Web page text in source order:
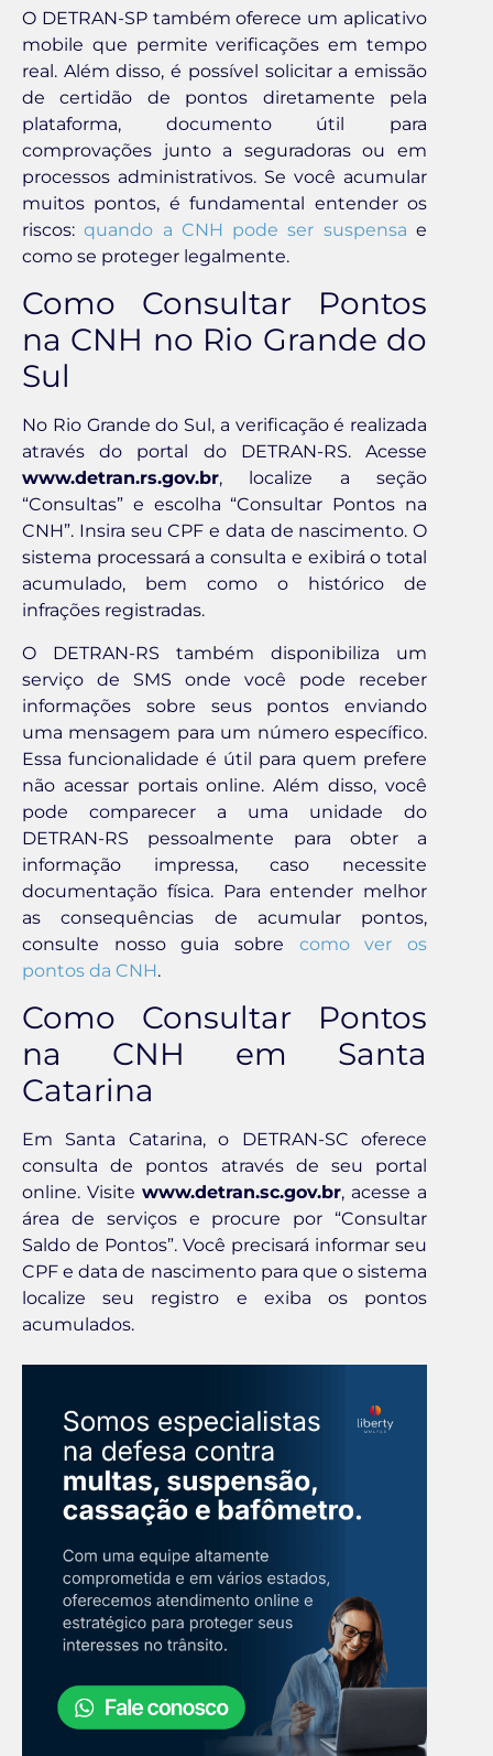
O DETRAN-SP também oferece um aplicativo
mobile que permite verificações em tempo
real. Além disso, é possível solicitar a emissão
de certidão de pontos diretamente pela
plataforma, documento útil para
comprovações junto a seguradoras ou em
processos administrativos. Se você acumular
muitos pontos, é fundamental entender os
riscos:quando a CNH pode ser suspensa e
como se proteger legalmente.
Como Consultar Pontos
na CNH no Rio Grande do
Sul
No Rio Grande do Sul, a verificação é realizada
através do portal do DETRAN-RS. Acesse
www.detran.rs.gov.br, localize a seção
“Consultas” e escolha “Consultar Pontos na
CNH”. Insira seu CPF e data de nascimento. O
sistema processará a consulta e exibirá o total
acumulado, bem como o histórico de
infrações registradas.
O DETRAN-RS também disponibiliza um
serviço de SMS onde você pode receber
informações sobre seus pontos enviando
uma mensagem para um número específico.
Essa funcionalidade é útil para quem prefere
não acessar portais online. Além disso, você
pode comparecer a uma unidade do
DETRAN-RS pessoalmente para obter a
informação impressa, caso necessite
documentação física. Para entender melhor
as consequências de acumular pontos,
consulte nosso guia sobre como ver os
pontos da CNH.
Como Consultar Pontos
na CNH em Santa
Catarina
Em Santa Catarina, o DETRAN-SC oferece
consulta de pontos através de seu portal
online. Visite www.detran.sc.gov.br, acesse a
área de serviços e procure por “Consultar
Saldo de Pontos”. Você precisará informar seu
CPF e data de nascimento para que o sistema
localize seu registro e exiba os pontos
acumulados.